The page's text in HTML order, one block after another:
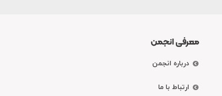
معرفی انجمن
درباره انجمن
ارتباط با ما